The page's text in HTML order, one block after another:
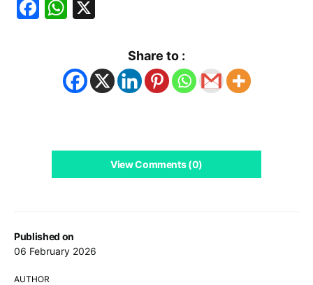
Published on
06 February 2026
AUTHOR
Facebook
WhatsApp
Share to :
View Comments (0)